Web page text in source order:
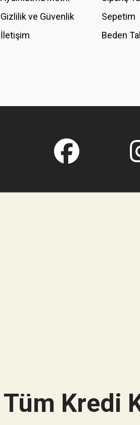
Gizlilik ve Güvenlik
İletişim
Sepetim
Beden
Tüm Kredi